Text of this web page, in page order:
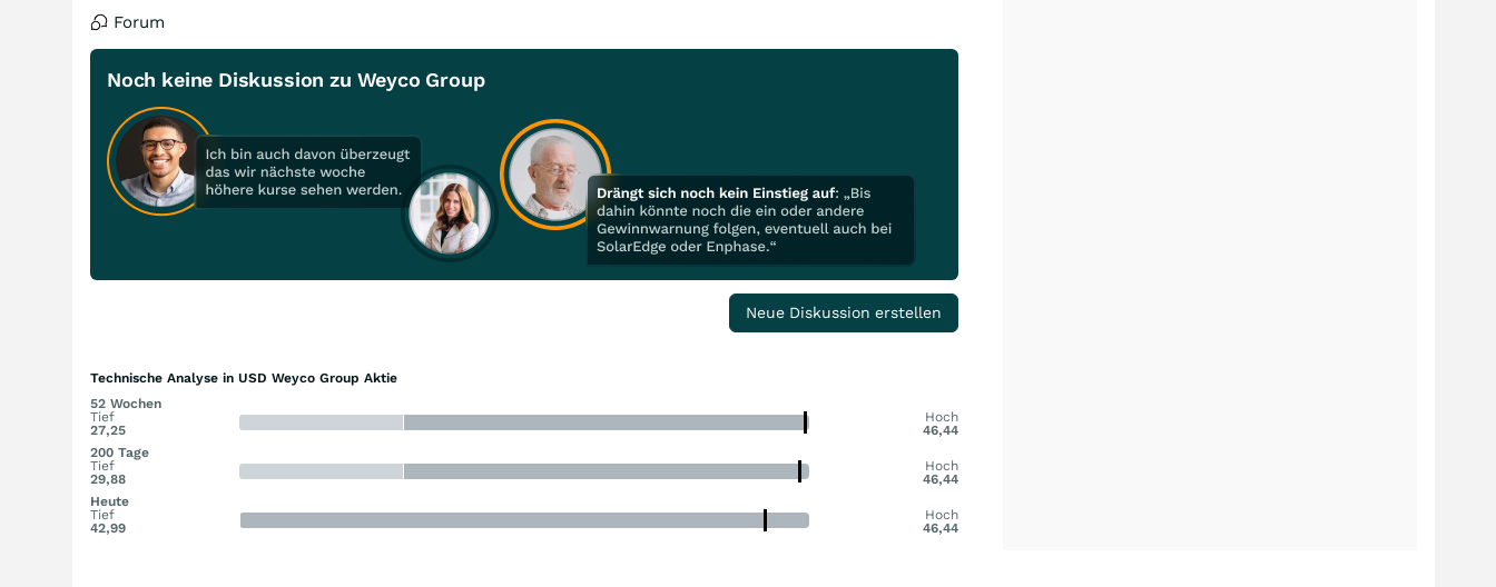
Forum
Noch keine Diskussion zu Weyco Group
Neue Diskussion erstellen
Technische Analyse in USD Weyco Group Aktie
52 Wochen
Tief
27,25
Hoch
46,44
200 Tage
Tief
29,88
Hoch
46,44
Heute
Tief
42,99
Hoch
46,44